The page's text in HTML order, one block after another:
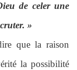
de celer une
»
que la raison
la possibilité